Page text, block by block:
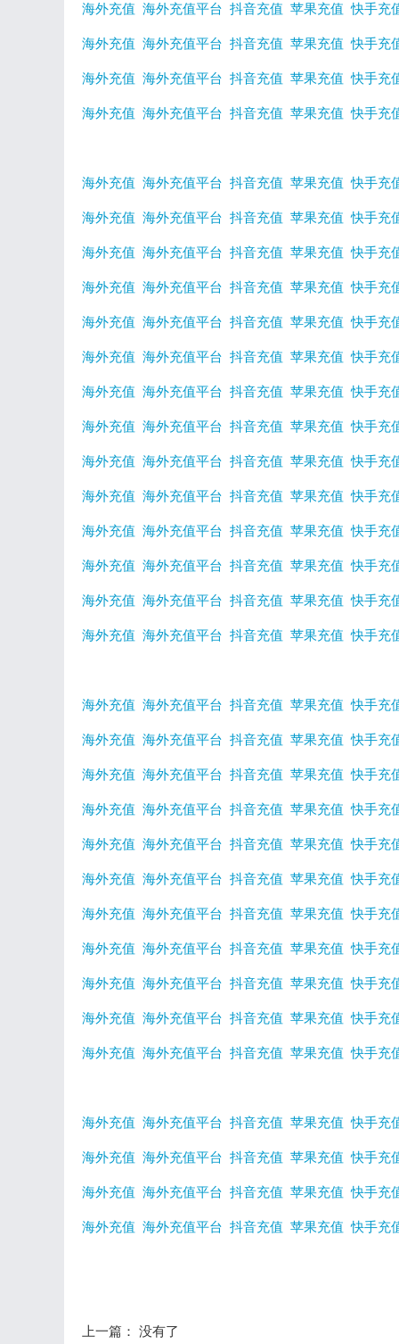
海外充值 海外充值平台 抖音充值 苹果充值 快手充
海外充值 海外充值平台 抖音充值 苹果充值 快手充
海外充值 海外充值平台 抖音充值 苹果充值 快手充
海外充值 海外充值平台 抖音充值 苹果充值 快手充
海外充值 海外充值平台 抖音充值 苹果充值 快手充
海外充值 海外充值平台 抖音充值 苹果充值 快手充
海外充值 海外充值平台 抖音充值 苹果充值 快手充
海外充值 海外充值平台 抖音充值 苹果充值 快手充
海外充值 海外充值平台 抖音充值 苹果充值 快手充
海外充值 海外充值平台 抖音充值 苹果充值 快手充
海外充值 海外充值平台 抖音充值 苹果充值 快手充
海外充值 海外充值平台 抖音充值 苹果充值 快手充
海外充值 海外充值平台 抖音充值 苹果充值 快手充
海外充值 海外充值平台 抖音充值 苹果充值 快手充
海外充值 海外充值平台 抖音充值 苹果充值 快手充
海外充值 海外充值平台 抖音充值 苹果充值 快手充
海外充值 海外充值平台 抖音充值 苹果充值 快手充
海外充值 海外充值平台 抖音充值 苹果充值 快手充
海外充值 海外充值平台 抖音充值 苹果充值 快手充
海外充值 海外充值平台 抖音充值 苹果充值 快手充
海外充值 海外充值平台 抖音充值 苹果充值 快手充
海外充值 海外充值平台 抖音充值 苹果充值 快手充
海外充值 海外充值平台 抖音充值 苹果充值 快手充
海外充值 海外充值平台 抖音充值 苹果充值 快手充
海外充值 海外充值平台 抖音充值 苹果充值 快手充
海外充值 海外充值平台 抖音充值 苹果充值 快手充
海外充值 海外充值平台 抖音充值 苹果充值 快手充
海外充值 海外充值平台 抖音充值 苹果充值 快手充
海外充值 海外充值平台 抖音充值 苹果充值 快手充
海外充值 海外充值平台 抖音充值 苹果充值 快手充
海外充值 海外充值平台 抖音充值 苹果充值 快手充
海外充值 海外充值平台 抖音充值 苹果充值 快手充
海外充值 海外充值平台 抖音充值 苹果充值 快手充
上一篇： 没有了